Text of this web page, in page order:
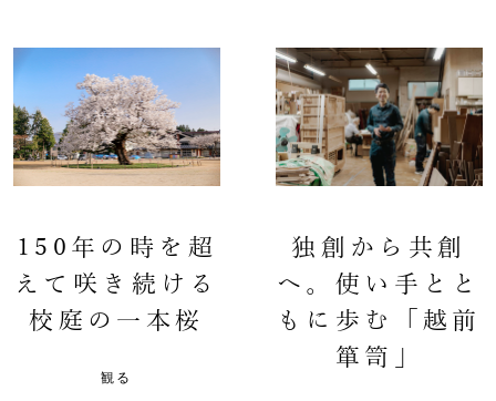
150年の時を超
えて咲き続ける
校庭の一本桜
観る
独創から共創
へ。使い手とと
もに歩む「越前
箪笥」